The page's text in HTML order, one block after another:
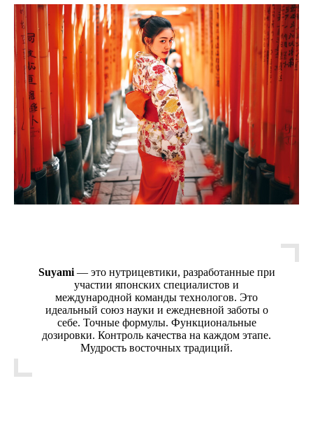
Suyami— это нутрицевтики, разработанные при
участии японских специалистов и
международной команды технологов. Это
идеальный союз науки и ежедневной заботы о
себе. Точные формулы. Функциональные
дозировки. Контроль качества на каждом этапе.
Мудрость восточных традиций.